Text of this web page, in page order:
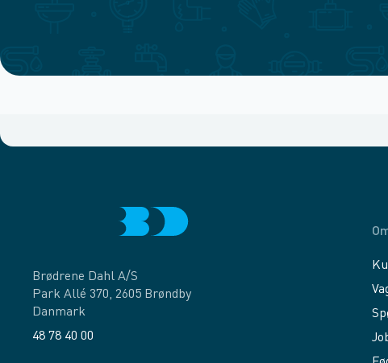
Brødrene Dahl A/S
Park Allé 370, 2605 Brøndby
Danmark
48 78 40 00